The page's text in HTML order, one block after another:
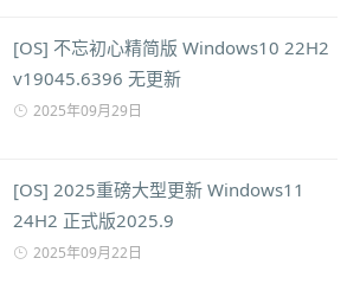
[OS] 不忘初心精简版 Windows10 22H2
v19045.6396 无更新
2025年09月29日
[OS] 2025重磅大型更新 Windows11
24H2 正式版2025.9
2025年09月22日